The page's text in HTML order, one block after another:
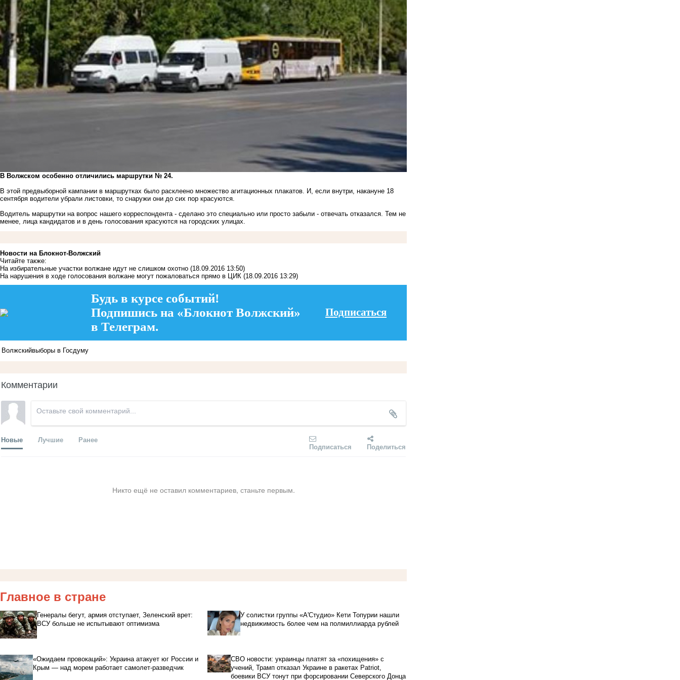
В Волжском особенно отличились маршрутки № 24.
В этой предвыборной кампании в маршрутках было расклеено множество агитационных плакатов. И, если внутри, накануне 18
сентября водители убрали листовки, то снаружи они до сих пор красуются.
Водитель маршрутки на вопрос нашего корреспондента - сделано это специально или просто забыли - отвечать отказался. Тем не
менее, лица кандидатов и в день голосования красуются на городских улицах.
Новости на Блoкнoт-Волжский
Читайте также:
На избирательные участки волжане идут не слишком охотно (18.09.2016 13:50)
На нарушения в ходе голосования волжане могут пожаловаться прямо в ЦИК (18.09.2016 13:29)
Будь в курсе событий!
Подпишись на «Блокнот Волжский»
в Телеграм.
Подписаться
Волжскийвыборы в Госдуму
Комментарии
Новые Лучшие Ранее
Подписаться Поделиться
Никто ещё не оставил комментариев, станьте первым.
Главное в стране
Генералы бегут, армия отступает, Зеленский врет:
ВСУ больше не испытывают оптимизма
У солистки группы «А'Студио» Кети Топурии нашли
недвижимость более чем на полмиллиарда рублей
«Ожидаем провокаций»: Украина атакует юг России и
Крым — над морем работает самолет-разведчик
СВО новости: украинцы платят за «похищения» с
учений, Трамп отказал Украине в ракетах Patriot,
боевики ВСУ тонут при форсировании Северского Донца